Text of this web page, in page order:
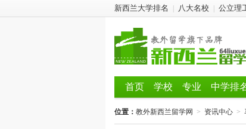
新西兰大学排名 八大名校 公立理
首页 学校 专业 中学排
位置： 教外新西兰留学网 > 资讯中心 >